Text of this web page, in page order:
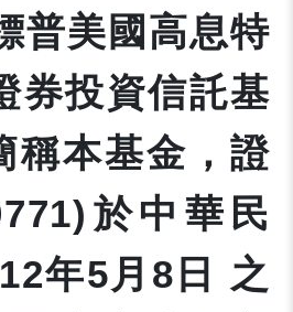
普美國高息特
券投資信託基
稱本基金，證
於中華民
年5月8日 之